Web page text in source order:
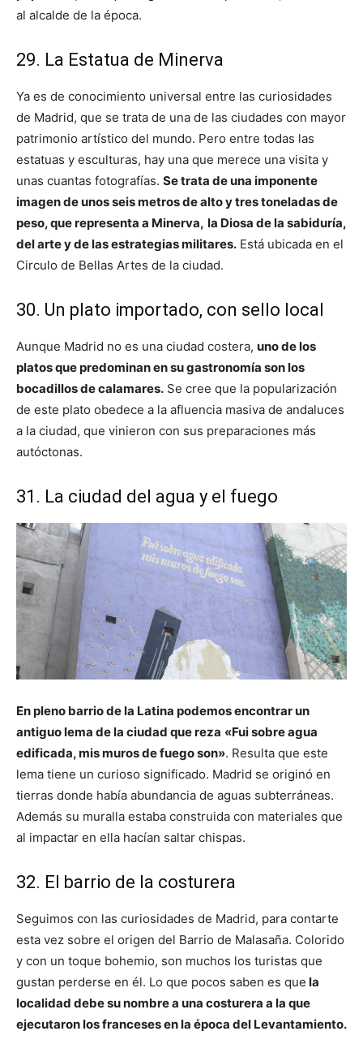
al alcalde de la época.
29. La Estatua de Minerva
Ya es de conocimiento universal entre las curiosidades
de Madrid, que se trata de una de las ciudades con mayor
patrimonio artístico del mundo. Pero entre todas las
estatuas y esculturas, hay una que merece una visita y
unas cuantas fotografías. Se trata de una imponente
imagen de unos seis metros de alto y tres toneladas de
peso, que representa a Minerva, la Diosa de la sabiduría,
del arte y de las estrategias militares. Está ubicada en el
Circulo de Bellas Artes de la ciudad.
30. Un plato importado, con sello local
Aunque Madrid no es una ciudad costera, uno de los
platos que predominan en su gastronomía son los
bocadillos de calamares. Se cree que la popularización
de este plato obedece a la afluencia masiva de andaluces
a la ciudad, que vinieron con sus preparaciones más
autóctonas.
31. La ciudad del agua y el fuego
En pleno barrio de la Latina podemos encontrar un
antiguo lema de la ciudad que reza «Fui sobre agua
edificada, mis muros de fuego son». Resulta que este
lema tiene un curioso significado. Madrid se originó en
tierras donde había abundancia de aguas subterráneas.
Además su muralla estaba construida con materiales que
al impactar en ella hacían saltar chispas.
32. El barrio de la costurera
Seguimos con las curiosidades de Madrid, para contarte
esta vez sobre el origen del Barrio de Malasaña. Colorido
y con un toque bohemio, son muchos los turistas que
gustan perderse en él. Lo que pocos saben es que la
localidad debe su nombre a una costurera a la que
ejecutaron los franceses en la época del Levantamiento.